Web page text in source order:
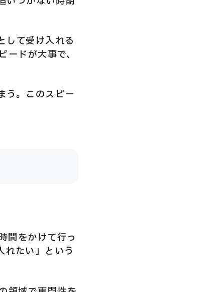
して受け入れる
ドが大事で、
う。このスピー
間をかけて行っ
れたい」という